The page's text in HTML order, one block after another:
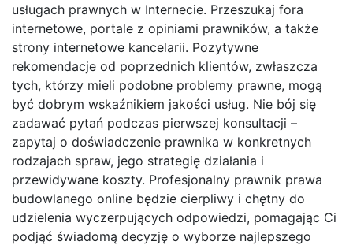
usługach prawnych w Internecie. Przeszukaj fora
internetowe, portale z opiniami prawników, a także
strony internetowe kancelarii. Pozytywne
rekomendacje od poprzednich klientów, zwłaszcza
tych, którzy mieli podobne problemy prawne, mogą
być dobrym wskaźnikiem jakości usług. Nie bój się
zadawać pytań podczas pierwszej konsultacji –
zapytaj o doświadczenie prawnika w konkretnych
rodzajach spraw, jego strategię działania i
przewidywane koszty. Profesjonalny prawnik prawa
budowlanego online będzie cierpliwy i chętny do
udzielenia wyczerpujących odpowiedzi, pomagając Ci
podjąć świadomą decyzję o wyborze najlepszego